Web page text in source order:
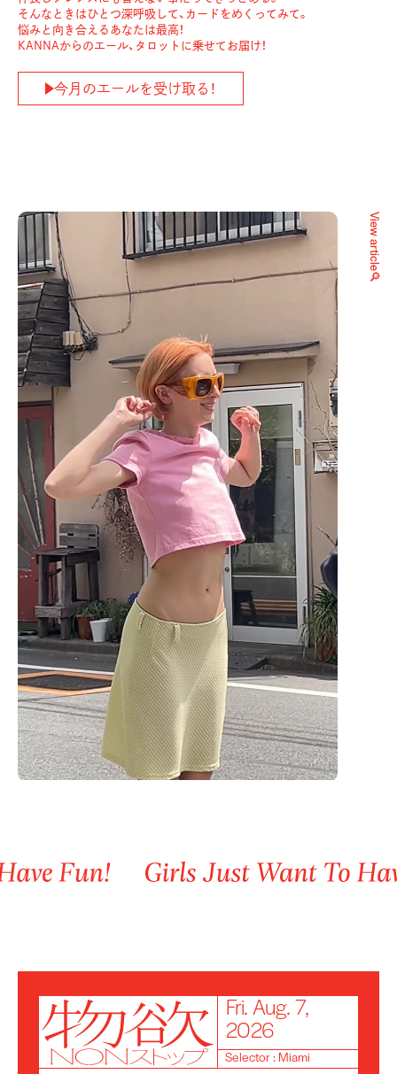
そんなときはひとつ深呼吸して、カードをめくってみて。
悩みと向き合えるあなたは最高！
KANNAからのエール、タロットに乗せてお届け！
今月のエールを受け取る！
View article🔎
Fri. Aug. 7,
2026
Selector: Miami